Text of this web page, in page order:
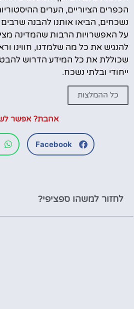
הכפרים הציוריים, הערים
נשכחים, הביאו אותנו להבנה שרבים
על האפשרויות הרבות שהמדינה
להנגיש את כל מה שלמדנו, חווינו
שכוללת את כל המידע הדרוש
ייחודי ובלתי נשכח.
כל ההמלצות
אהבת? אפשר
Facebook
לחזור למשהו ספציפי?